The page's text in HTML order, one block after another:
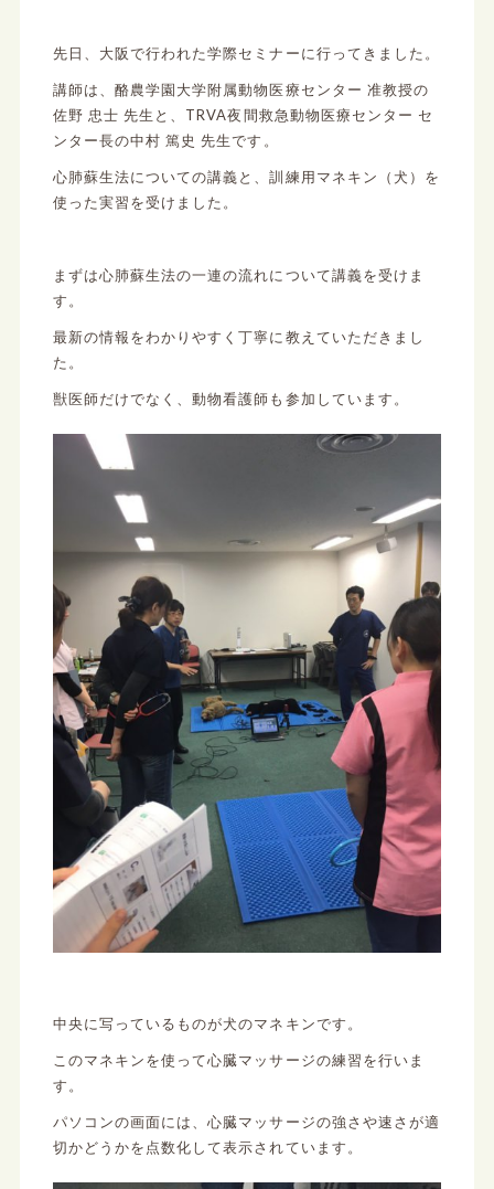
先日、大阪で行われた学際セミナーに行ってきました。
講師は、酪農学園大学附属動物医療センター 准教授の
佐野 忠士 先生と、TRVA夜間救急動物医療センター セ
ンター長の中村 篤史 先生です。
心肺蘇生法についての講義と、訓練用マネキン（犬）を
使った実習を受けました。
まずは心肺蘇生法の一連の流れについて講義を受けま
す。
最新の情報をわかりやすく丁寧に教えていただきまし
た。
獣医師だけでなく、動物看護師も参加しています。
中央に写っているものが犬のマネキンです。
このマネキンを使って心臓マッサージの練習を行いま
す。
パソコンの画面には、心臓マッサージの強さや速さが適
切かどうかを点数化して表示されています。